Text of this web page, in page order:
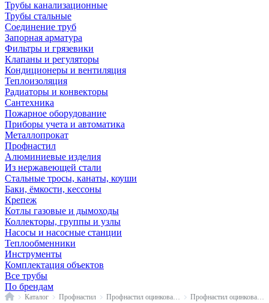
Трубы канализационные
Трубы стальные
Соединение труб
Запорная арматура
Фильтры и грязевики
Клапаны и регуляторы
Кондиционеры и вентиляция
Теплоизоляция
Радиаторы и конвекторы
Сантехника
Пожарное оборудование
Приборы учета и автоматика
Металлопрокат
Профнастил
Алюминиевые изделия
Из нержавеющей стали
Стальные тросы, канаты, коуши
Баки, ёмкости, кессоны
Крепеж
Котлы газовые и дымоходы
Коллекторы, группы и узлы
Насосы и насосные станции
Теплообменники
Инструменты
Комплектация объектов
Все трубы
По брендам
ГлавнаяКаталог Профнастил